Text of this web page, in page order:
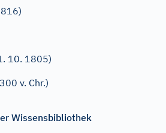
10. 1805)
v. Chr.)
Wissensbibliothek